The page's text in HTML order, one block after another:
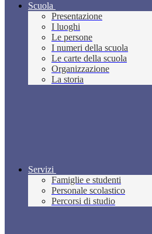
Scuola
Presentazione
I luoghi
Le persone
I numeri della scuola
Le carte della scuola
Organizzazione
La storia
Servizi
Famiglie e studenti
Personale scolastico
Percorsi di studio